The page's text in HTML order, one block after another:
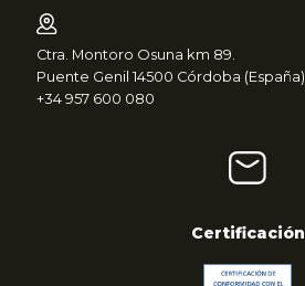
Ctra. Montoro Osuna km 89.
Puente Genil 14500 Córdoba (España)
+34 957 600 080
Certificación